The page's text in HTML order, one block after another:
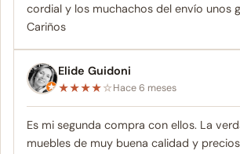
cordial y los muchachos del envío unos
Cariños
Elide Guidoni
★★★★☆Hace 6 meses
Es mi segunda compra con ellos. La
muebles de muy buena calidad y